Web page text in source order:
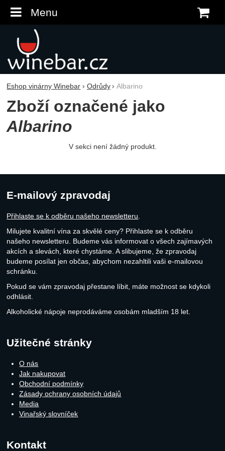
Menu
Eshop vinárny Winebar Odrůdy Albarino
Zboží označené jako
Albarino
V sekci není žádný produkt.
E-mailový zpravodaj
Přihlaste se k odběru našeho newsletteru
Milujete kvalitní vína za skvělé ceny? Přihlaste se k odběru
našeho newsletteru. Budeme vás informovat o všech zajímavých
akcích a slevách, které chystáme. A slibujeme, že zpravodaj
budeme posílat jen občas, abychom nezahltili vaši e-mailovou
schránku.
Pokud se vám zpravodaj přestane líbit, máte možnost se kdykoli
odhlásit.
Alkoholické nápoje neprodáváme osobám mladším 18 let.
Užitečné stránky
O nás
Jak nakupovat
Obchodní podmínky
Zásady ochrany osobních údajů
Media
Vinařský slovníček
Kontakt